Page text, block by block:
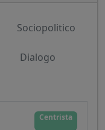
Sociopolitico
Dialogo
Centrista